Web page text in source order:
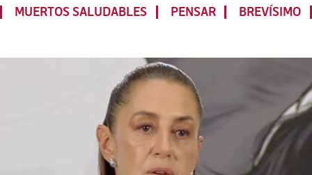
Y
PARA
VOLAR
MUERTOS SALUDABLES PENSAR BREVÍSIMO